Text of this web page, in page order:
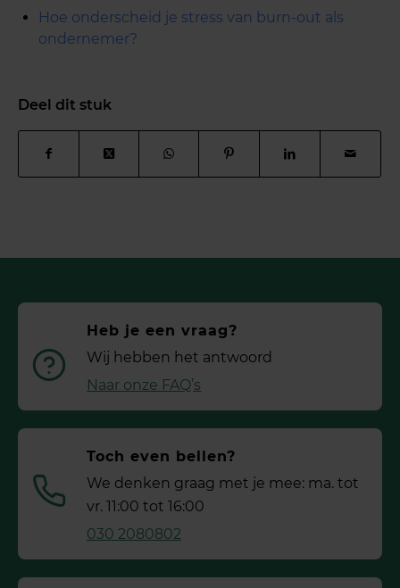
Hoe onderscheid je stress van burn-out als
ondernemer?
Deel dit stuk
Heb je een vraag?
Wij hebben het antwoord
Naar onze FAQ’s
Toch even bellen?
We denken graag met je mee: ma. tot
vr. 11:00 tot 16:00
030 2080802